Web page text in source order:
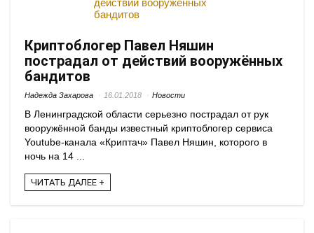
Криптоблогер Павел Няшин
пострадал от действий вооружённых
бандитов
Надежда Захарова 16.01.2018 Новости
В Ленинградской области серьезно пострадал от рук
вооружённой банды известный криптоблогер сервиса
Youtube-канала «Криптач» Павел Няшин, которого в
ночь на 14 ...
ЧИТАТЬ ДАЛЕЕ +